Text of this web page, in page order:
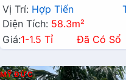
Vị Trí: Hợp Tiến
Diện Tích: 58.3m²
Giá:1-1.5 Tỉ Đã Có Sổ
MỸ ĐỨC